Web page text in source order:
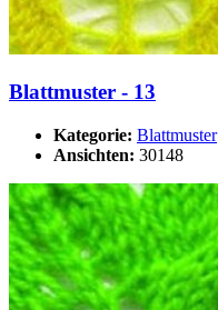
Blattmuster - 13
Kategorie: Blattmuster
Ansichten: 30148